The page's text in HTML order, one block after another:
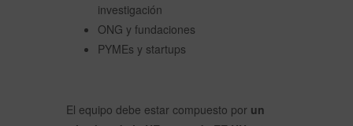
investigación
ONG y fundaciones
PYMEs y startups
El equipo debe estar compuesto por un